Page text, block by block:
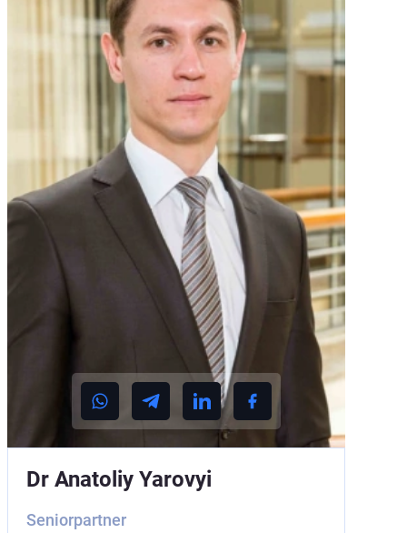
Dr Anatoliy Yarovyi
Seniorpartner